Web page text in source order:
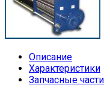
Описание
Характеристики
Запчасные части